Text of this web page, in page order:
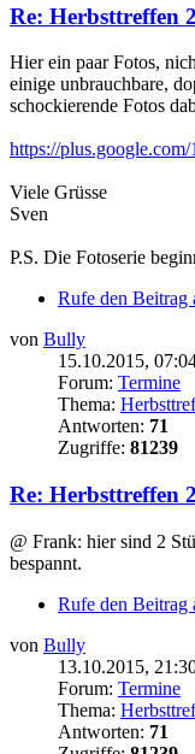
Re: Herbsttreffen
Hier ein paar Fotos,
einige unbrauchbare,
schockierende Fotos
https://
Viele Grüsse
Sven
P.S. Die Fotoserie
Rufe den Beitrag
von Bully
15.10.2015,
Forum: Termine
Thema:
Antworten: 71
Zugriffe: 81239
Re: Herbsttreffen
@ Frank: hier sind 2
bespannt.
Rufe den Beitrag
von Bully
13.10.2015,
Forum: Termine
Thema:
Antworten: 71